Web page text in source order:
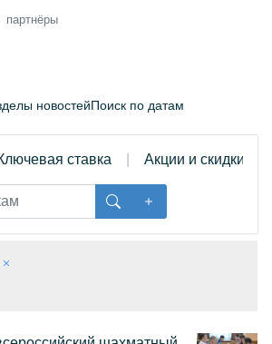
партнёры
новостейПоиск по датам
ставка Акции и скидки